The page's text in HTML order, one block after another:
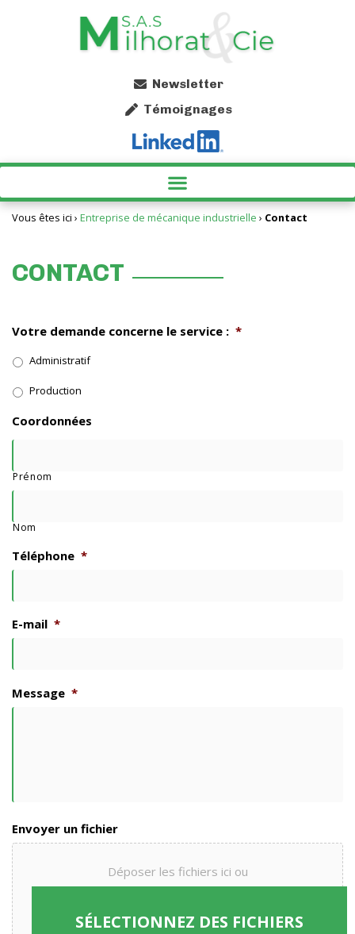
Newsletter
Témoignages
Vous êtes ici › Entreprise de mécanique industrielle › Contact
CONTACT
Votre demande concerne le service : *
Administratif
Production
Coordonnées
Prénom
Nom
Téléphone *
E-mail *
Message *
Envoyer un fichier
Déposer les fichiers ici ou
SÉLECTIONNEZ DES FICHIERS